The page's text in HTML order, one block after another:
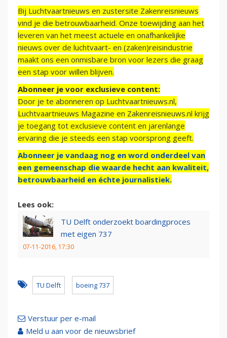
Bij Luchtvaartnieuws en zustersite Zakenreisnieuws
vind je die betrouwbaarheid. Onze toewijding aan het
leveren van het meest actuele en onafhankelijke
nieuws over de luchtvaart- en (zaken)reisindustrie
maakt ons een onmisbare bron voor lezers die graag
een stap voor willen blijven.
Abonneer je voor exclusieve content:
Door je te abonneren op Luchtvaartnieuws.nl,
Luchtvaartnieuws Magazine en Zakenreisnieuws.nl krijg
je toegang tot exclusieve content en jarenlange
ervaring die je steeds een stap voorsprong geeft.
Abonneer je vandaag nog en word onderdeel van
een gemeenschap die waarde hecht aan kwaliteit,
betrouwbaarheid en échte journalistiek.
Lees ook:
TU Delft onderzoekt boardingproces
met eigen 737
07-11-2016, 17:30
TU Delft boeing 737
Verstuur per e-mail
Meld u aan voor de nieuwsbrief